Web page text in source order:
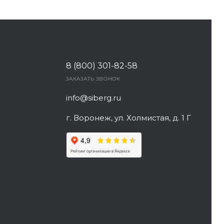
8 (800) 301-82-58
ЗАКАЗАТЬ ЗВОНОК
info@siberg.ru
г. Воронеж, ул. Холмистая, д. 1 Г